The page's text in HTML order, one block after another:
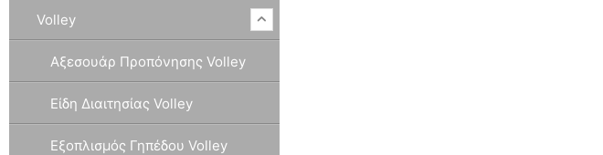
Volley
Αξεσουάρ Προπόνησης Volley
Είδη Διαιτησίας Volley
Εξοπλισμός Γηπέδου Volley